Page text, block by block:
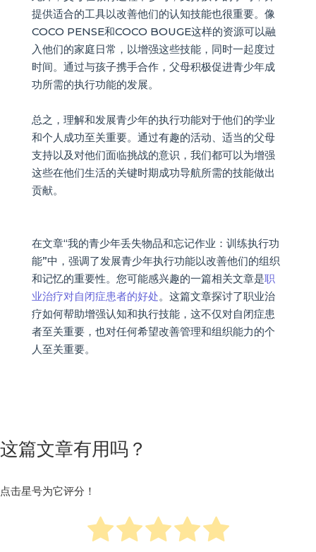
提供适合的工具以改善他们的认知技能也很重要。像
COCO PENSE和COCO BOUGE这样的资源可以融
入他们的家庭日常，以增强这些技能，同时一起度过
时间。通过与孩子携手合作，父母积极促进青少年成
功所需的执行功能的发展。
总之，理解和发展青少年的执行功能对于他们的学业
和个人成功至关重要。通过有趣的活动、适当的父母
支持以及对他们面临挑战的意识，我们都可以为增强
这些在他们生活的关键时期成功导航所需的技能做出
贡献。
在文章“我的青少年丢失物品和忘记作业：训练执行功
能”中，强调了发展青少年执行功能以改善他们的组织
和记忆的重要性。您可能感兴趣的一篇相关文章是职
业治疗对自闭症患者的好处。这篇文章探讨了职业治
疗如何帮助增强认知和执行技能，这不仅对自闭症患
者至关重要，也对任何希望改善管理和组织能力的个
人至关重要。
这篇文章有用吗？
点击星号为它评分！